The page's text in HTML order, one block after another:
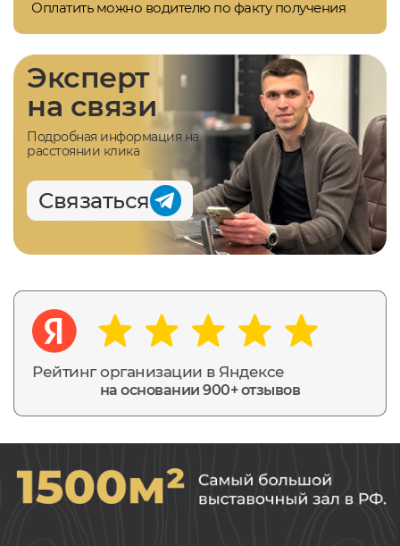
Оплатить можно водителю по факту получения
Рейтинг организации в Яндексе
на основании 900+ отзывов
Эксперт
на связи
Подробная информация на
расстоянии клика
Связаться